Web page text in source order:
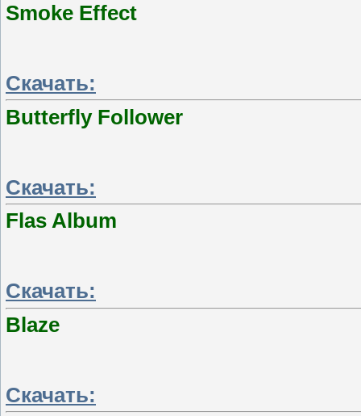
Smoke Effect
Скачать:
Butterfly Follower
Скачать:
Flas Album
Скачать:
Blaze
Скачать: